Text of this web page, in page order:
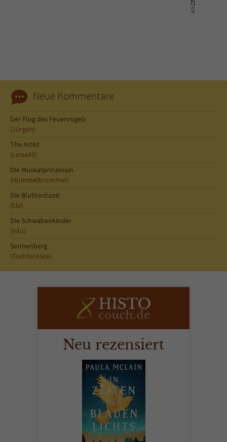
Neue Kommentare
Der Flug des Feuervogels
(Jürgen)
The Artist
(Luise43)
Die Muskatprinzessin
(Hummelbrummel)
Die Bluthochzeit
(Ele)
Die Schwabenkinder
(hilu)
Sonnenberg
(TochterAlice)
Neu rezensiert